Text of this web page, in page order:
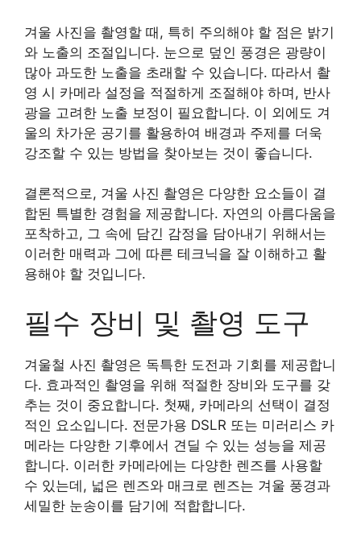
겨울 사진을 촬영할 때, 특히 주의해야 할 점은 밝기
와 노출의 조절입니다. 눈으로 덮인 풍경은 광량이
많아 과도한 노출을 초래할 수 있습니다. 따라서 촬
영 시 카메라 설정을 적절하게 조절해야 하며, 반사
광을 고려한 노출 보정이 필요합니다. 이 외에도 겨
울의 차가운 공기를 활용하여 배경과 주제를 더욱
강조할 수 있는 방법을 찾아보는 것이 좋습니다.
결론적으로, 겨울 사진 촬영은 다양한 요소들이 결
합된 특별한 경험을 제공합니다. 자연의 아름다움을
포착하고, 그 속에 담긴 감정을 담아내기 위해서는
이러한 매력과 그에 따른 테크닉을 잘 이해하고 활
용해야 할 것입니다.
필수 장비 및 촬영 도구
겨울철 사진 촬영은 독특한 도전과 기회를 제공합니
다. 효과적인 촬영을 위해 적절한 장비와 도구를 갖
추는 것이 중요합니다. 첫째, 카메라의 선택이 결정
적인 요소입니다. 전문가용 DSLR 또는 미러리스 카
메라는 다양한 기후에서 견딜 수 있는 성능을 제공
합니다. 이러한 카메라에는 다양한 렌즈를 사용할
수 있는데, 넓은 렌즈와 매크로 렌즈는 겨울 풍경과
세밀한 눈송이를 담기에 적합합니다.